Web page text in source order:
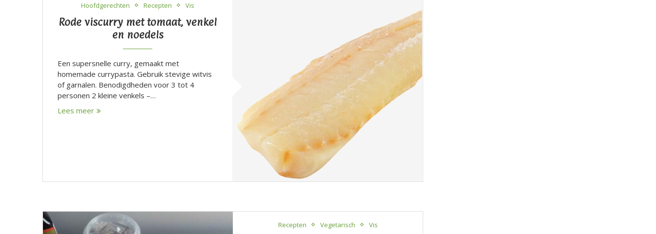
Hoofdgerechten Recepten Vis
Rode viscurry met tomaat, venkel
en noedels
Een supersnelle curry, gemaakt met
homemade currypasta. Gebruik stevige witvis
of garnalen. Benodigdheden voor 3 tot 4
personen 2 kleine venkels –…
Lees meer
Recepten Vegetarisch Vis